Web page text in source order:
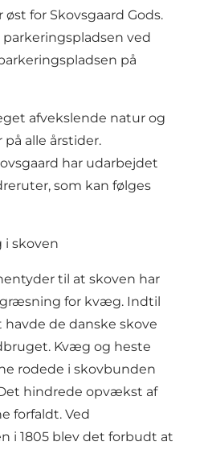
for Skovsgaard Gods.
ved
på
afvekslende natur og
alle årstider.
har udarbejdet
, som kan følges
skoven
til at skoven har
for kvæg. Indtil
de danske skove
Kvæg og heste
rodede i skovbunden
hindrede opvækst af
forfaldt. Ved
i 1805 blev det forbudt at